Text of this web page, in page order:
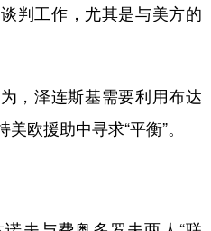
判工作，尤其是与美方的
泽连斯基需要利用布达
欧援助中寻求“平衡”。